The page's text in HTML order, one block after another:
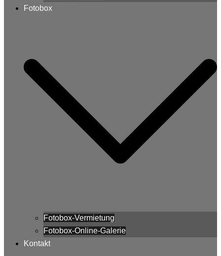
Fotobox
Fotobox-Vermietung
Fotobox-Online-Galerie
Kontakt